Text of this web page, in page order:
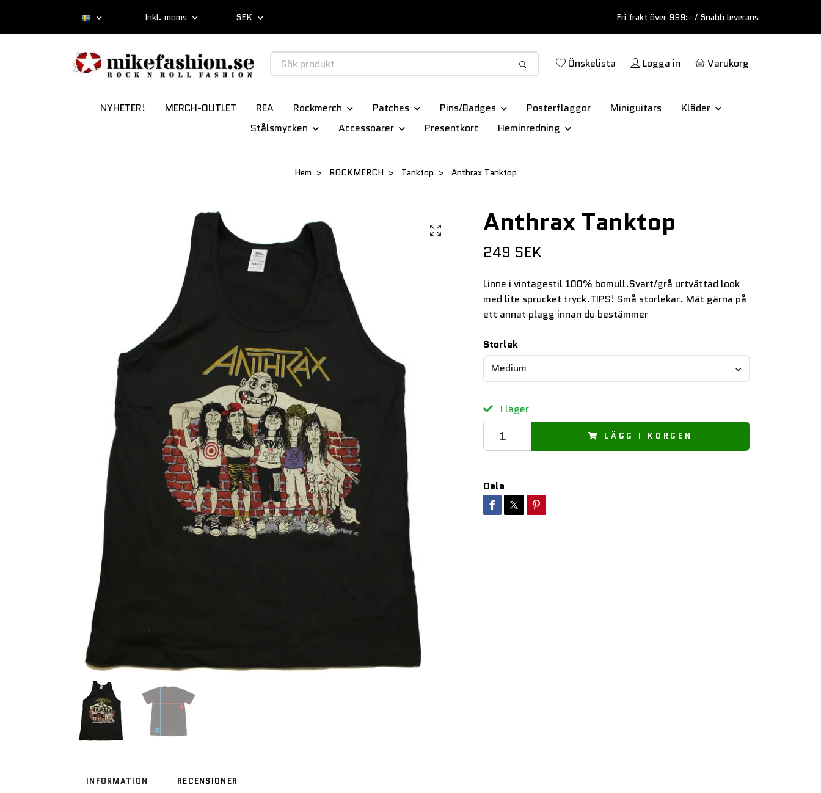
Inkl. moms SEK Fri frakt över 999:- / Snabb leverans
Önskelista Logga in Varukorg
NYHETER! MERCH-OUTLET REA Rockmerch Patches Pins/Badges Posterflaggor Miniguitars
Kläder
Stålsmycken
Accessoarer Presentkort Heminredning
Hem ROCKMERCH Tanktop Anthrax Tanktop
Anthrax Tanktop
249 SEK
Linne i vintagestil 100% bomull.Svart/grå urtvättad look
med lite sprucket tryck.TIPS! Små storlekar. Mät gärna på
ett annat plagg innan du bestämmer
Storlek
Medium
I lager
LÄGG I KORGEN
Dela
INFORMATION RECENSIONER